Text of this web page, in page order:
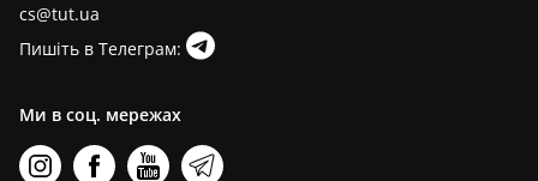
cs@tut.ua
Пишіть в Телеграм:
Ми в соц. мережах